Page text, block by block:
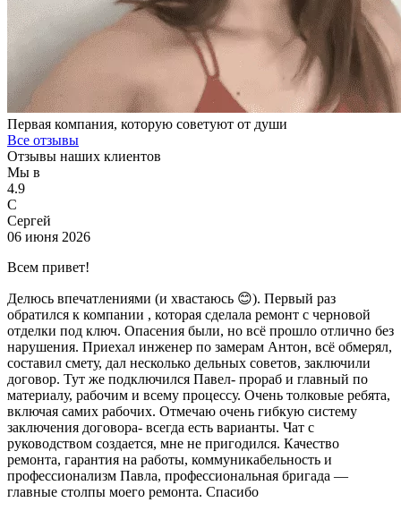
Первая компания, которую советуют от души
Все отзывы
Отзывы наших клиентов
Мы в
4.9
С
Сергей
06 июня 2026
Всем привет!
Делюсь впечатлениями (и хвастаюсь 😊). Первый раз
обратился к компании , которая сделала ремонт с черновой
отделки под ключ. Опасения были, но всё прошло отлично без
нарушения. Приехал инженер по замерам Антон, всё обмерял,
составил смету, дал несколько дельных советов, заключили
договор. Тут же подключился Павел- прораб и главный по
материалу, рабочим и всему процессу. Очень толковые ребята,
включая самих рабочих. Отмечаю очень гибкую систему
заключения договора- всегда есть варианты. Чат с
руководством создается, мне не пригодился. Качество
ремонта, гарантия на работы, коммуникабельность и
профессионализм Павла, профессиональная бригада —
главные столпы моего ремонта. Спасибо